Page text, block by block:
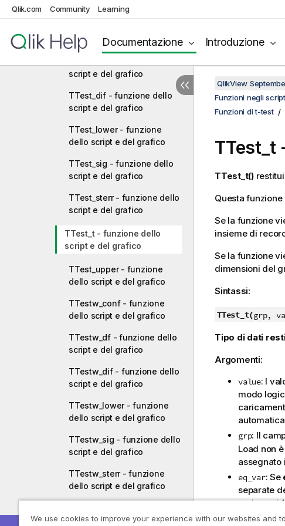
Qlik.com Community Learning
Documentazione Introduzione
Funzioni di t-test
script e del grafico
script e del grafico
TTest_dif - funzione dello
script e del grafico
TTest_lower - funzione
dello script e del grafico
TTest_sig - funzione dello
script e del grafico
TTest_sterr - funzione dello
script e del grafico
TTest_t - funzione dello
script e del grafico
TTest_upper - funzione
dello script e del grafico
TTestw_conf - funzione
dello script e del grafico
TTestw_df - funzione dello
script e del grafico
TTestw_dif - funzione dello
script e del grafico
TTestw_lower - funzione
dello script e del grafico
TTestw_sig - funzione dello
script e del grafico
TTestw_sterr - funzione
dello script e del grafico
script e del grafico
QlikView
Funzioni negli
Funzioni di t-test
TTest_t
TTest_t()
Questa
Se la funzione
insieme di
Se la funzione
dimensioni del
Sintassi:
TTest_t(grp,
Tipo di dati
Argomenti:
value: I
modo
grp: Il
Load non
assegnato
eq_var: Se
separate
varianze
We use cookies to improve your experience with our websites and to